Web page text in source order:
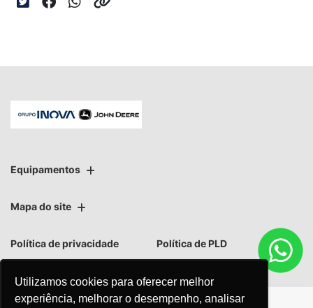
Utilizamos cookies para oferecer melhor
experiência, melhorar o desempenho, analisar
Equipamentos
Mapa do site
Política de privacidade Política de PLD